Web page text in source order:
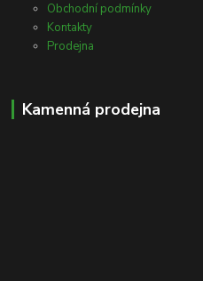
Obchodní podmínky
Kontakty
Prodejna
Kamenná prodejna